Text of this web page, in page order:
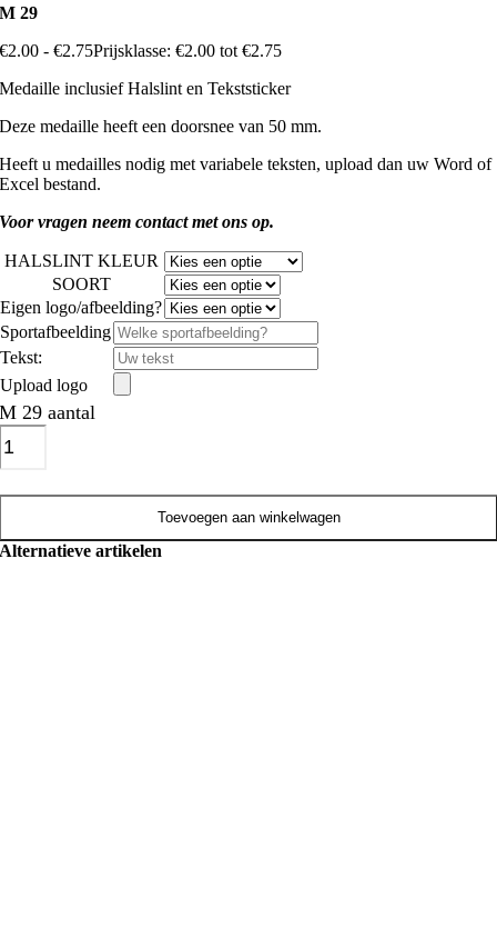
M 29
€2.00 - €2.75Prijsklasse: €2.00 tot €2.75
Medaille inclusief Halslint en Tekststicker
Deze medaille heeft een doorsnee van 50 mm.
Heeft u medailles nodig met variabele teksten, upload dan uw Word of
Excel bestand.
Voor vragen neem contact met ons op.
HALSLINT KLEUR
SOORT
Eigen logo/afbeelding?
Sportafbeelding
Tekst:
Upload logo
M 29 aantal
Toevoegen aan winkelwagen
Alternatieve artikelen